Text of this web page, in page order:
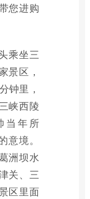
您进购
乘坐三
景区，
钟里，
峡西陵
当年所
意境。
洲坝水
关、三
区里面